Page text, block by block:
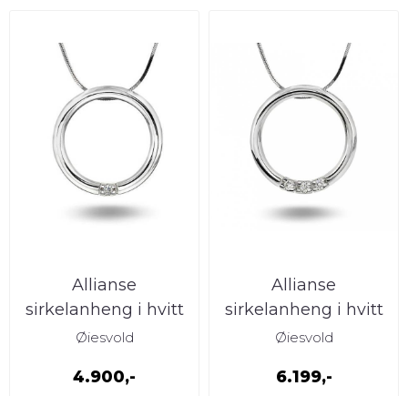
Allianse
sirkelanheng i hvitt
gull 1 diamant 0,03 ...
Øiesvold
4.900,-
Allianse
sirkelanheng i hvitt
gull 3 diamanter ...
Øiesvold
6.199,-